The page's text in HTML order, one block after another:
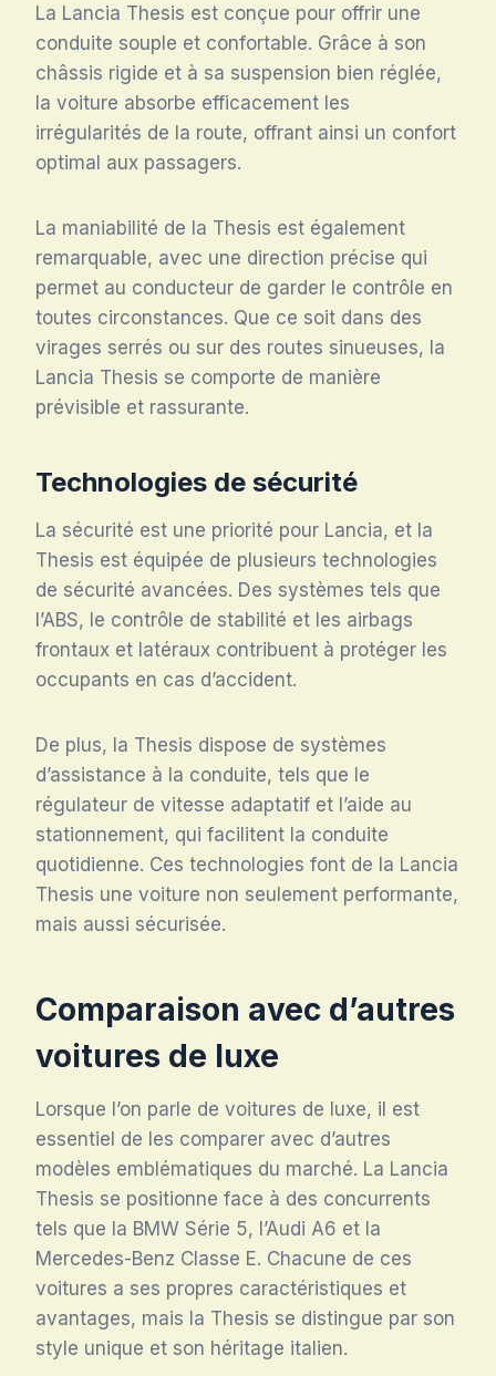
La Lancia Thesis est conçue pour offrir une
conduite souple et confortable. Grâce à son
châssis rigide et à sa suspension bien réglée,
la voiture absorbe efficacement les
irrégularités de la route, offrant ainsi un confort
optimal aux passagers.
La maniabilité de la Thesis est également
remarquable, avec une direction précise qui
permet au conducteur de garder le contrôle en
toutes circonstances. Que ce soit dans des
virages serrés ou sur des routes sinueuses, la
Lancia Thesis se comporte de manière
prévisible et rassurante.
Technologies de sécurité
La sécurité est une priorité pour Lancia, et la
Thesis est équipée de plusieurs technologies
de sécurité avancées. Des systèmes tels que
l’ABS, le contrôle de stabilité et les airbags
frontaux et latéraux contribuent à protéger les
occupants en cas d’accident.
De plus, la Thesis dispose de systèmes
d’assistance à la conduite, tels que le
régulateur de vitesse adaptatif et l’aide au
stationnement, qui facilitent la conduite
quotidienne. Ces technologies font de la Lancia
Thesis une voiture non seulement performante,
mais aussi sécurisée.
Comparaison avec d’autres
voitures de luxe
Lorsque l’on parle de voitures de luxe, il est
essentiel de les comparer avec d’autres
modèles emblématiques du marché. La Lancia
Thesis se positionne face à des concurrents
tels que la BMW Série 5, l’Audi A6 et la
Mercedes-Benz Classe E. Chacune de ces
voitures a ses propres caractéristiques et
avantages, mais la Thesis se distingue par son
style unique et son héritage italien.